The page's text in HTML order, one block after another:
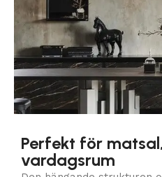
Perfekt för
vardagsrum